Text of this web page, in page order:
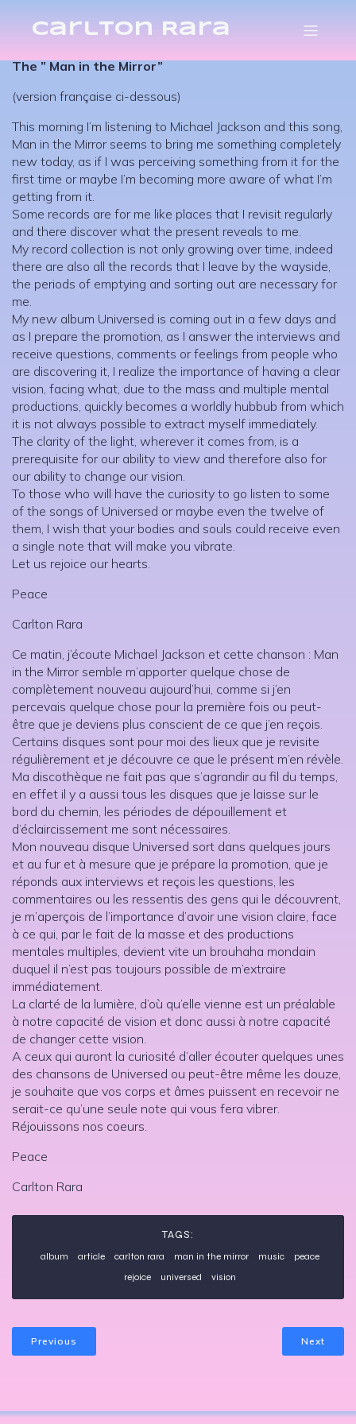
Carlton Rara
Carlton Rara – 11 November 2025 – 12h21
The ” Man in the Mirror”
(version française ci-dessous)
This morning I’m listening to Michael Jackson and this song,
Man in the Mirror seems to bring me something completely
new today, as if I was perceiving something from it for the
first time or maybe I’m becoming more aware of what I’m
getting from it.
Some records are for me like places that I revisit regularly
and there discover what the present reveals to me.
My record collection is not only growing over time, indeed
there are also all the records that I leave by the wayside,
the periods of emptying and sorting out are necessary for
me.
My new album Universed is coming out in a few days and
as I prepare the promotion, as I answer the interviews and
receive questions, comments or feelings from people who
are discovering it, I realize the importance of having a clear
vision, facing what, due to the mass and multiple mental
productions, quickly becomes a worldly hubbub from which
it is not always possible to extract myself immediately.
The clarity of the light, wherever it comes from, is a
prerequisite for our ability to view and therefore also for
our ability to change our vision.
To those who will have the curiosity to go listen to some
of the songs of Universed or maybe even the twelve of
them, I wish that your bodies and souls could receive even
a single note that will make you vibrate.
Let us rejoice our hearts.
Peace
Carlton Rara
Ce matin, j’écoute Michael Jackson et cette chanson : Man
in the Mirror semble m’apporter quelque chose de
complètement nouveau aujourd’hui, comme si j’en
percevais quelque chose pour la première fois ou peut-
être que je deviens plus conscient de ce que j’en reçois.
Certains disques sont pour moi des lieux que je revisite
régulièrement et je découvre ce que le présent m’en révèle.
Ma discothèque ne fait pas que s’agrandir au fil du temps,
en effet il y a aussi tous les disques que je laisse sur le
bord du chemin, les périodes de dépouillement et
d’éclaircissement me sont nécessaires.
Mon nouveau disque Universed sort dans quelques jours
et au fur et à mesure que je prépare la promotion, que je
réponds aux interviews et reçois les questions, les
commentaires ou les ressentis des gens qui le découvrent,
je m’aperçois de l’importance d’avoir une vision claire, face
à ce qui, par le fait de la masse et des productions
mentales multiples, devient vite un brouhaha mondain
duquel il n’est pas toujours possible de m’extraire
immédiatement.
La clarté de la lumière, d’où qu’elle vienne est un préalable
à notre capacité de vision et donc aussi à notre capacité
de changer cette vision.
A ceux qui auront la curiosité d’aller écouter quelques unes
des chansons de Universed ou peut-être même les douze,
je souhaite que vos corps et âmes puissent en recevoir ne
serait-ce qu’une seule note qui vous fera vibrer.
Réjouissons nos coeurs.
Peace
Carlton Rara
TAGS:
album article carlton rara man in the mirror music
peace
rejoice
universed vision
Previous Next